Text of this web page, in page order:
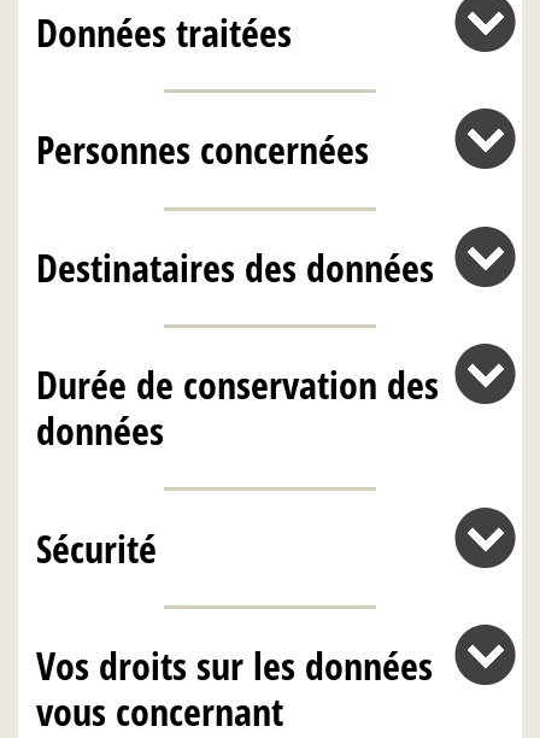
Données traitées
Personnes concernées
Destinataires des données
Durée de conservation des
données
Sécurité
Vos droits sur les données
vous concernant